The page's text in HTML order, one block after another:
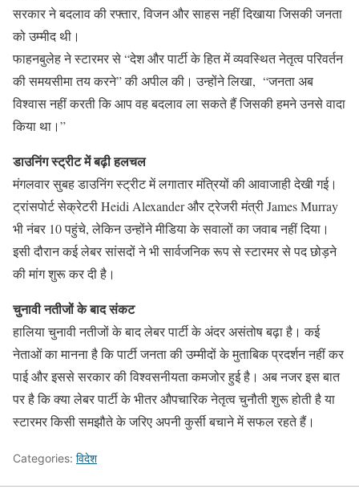
सरकार ने बदलाव की रफ्तार, विजन और साहस नहीं दिखाया जिसकी जनता
को उम्मीद थी।
फाहनबुलेह ने स्टारमर से “देश और पार्टी के हित में व्यवस्थित नेतृत्व परिवर्तन
की समयसीमा तय करने” की अपील की। उन्होंने लिखा, “जनता अब
विश्वास नहीं करती कि आप वह बदलाव ला सकते हैं जिसकी हमने उनसे वादा
किया था।”
डाउनिंग स्ट्रीट में बढ़ी हलचल
मंगलवार सुबह डाउनिंग स्ट्रीट में लगातार मंत्रियों की आवाजाही देखी गई।
ट्रांसपोर्ट सेक्रेटरी Heidi Alexander और ट्रेजरी मंत्री James Murray
भी नंबर 10 पहुंचे, लेकिन उन्होंने मीडिया के सवालों का जवाब नहीं दिया।
इसी दौरान कई लेबर सांसदों ने भी सार्वजनिक रूप से स्टारमर से पद छोड़ने
की मांग शुरू कर दी है।
चुनावी नतीजों के बाद संकट
हालिया चुनावी नतीजों के बाद लेबर पार्टी के अंदर असंतोष बढ़ा है। कई
नेताओं का मानना है कि पार्टी जनता की उम्मीदों के मुताबिक प्रदर्शन नहीं कर
पाई और इससे सरकार की विश्वसनीयता कमजोर हुई है। अब नजर इस बात
पर है कि क्या लेबर पार्टी के भीतर औपचारिक नेतृत्व चुनौती शुरू होती है या
स्टारमर किसी समझौते के जरिए अपनी कुर्सी बचाने में सफल रहते हैं।
Categories: विदेश